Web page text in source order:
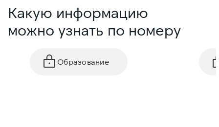
Какую информацию
можно узнать по номеру
Образование